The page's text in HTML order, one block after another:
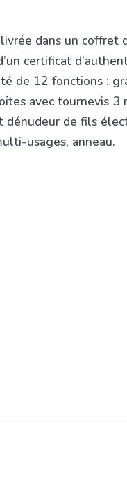
dans un coffret
certificat
de 12 fonctions :
avec tournevis 3
de fils
usages, anneau.